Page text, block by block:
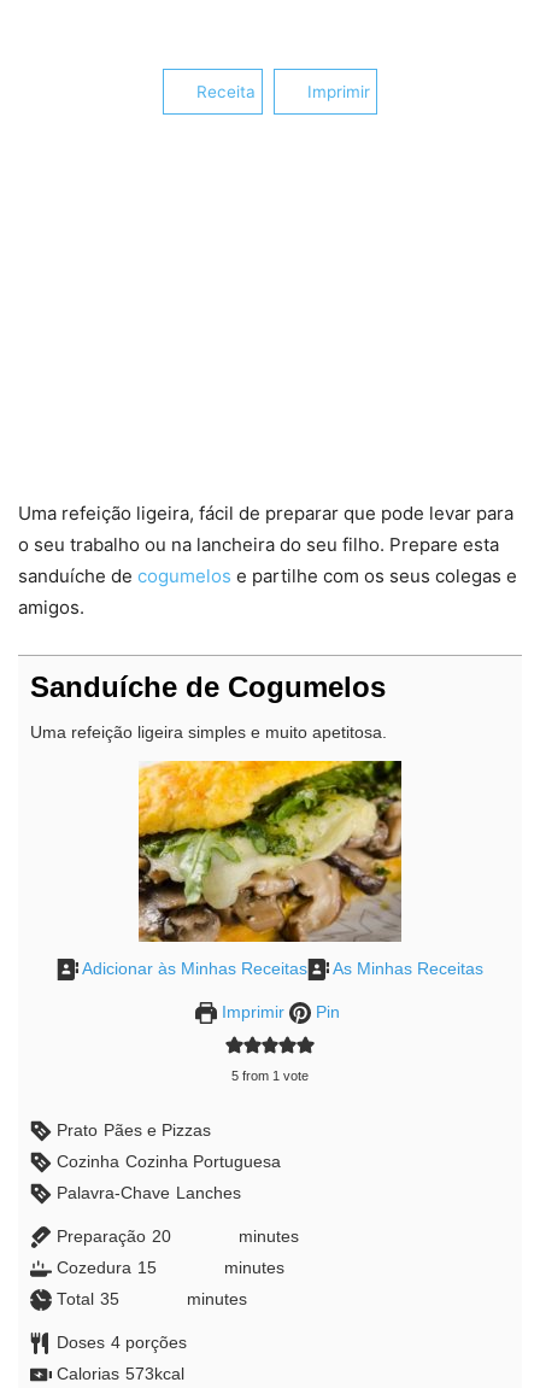
Receita Imprimir
Uma refeição ligeira, fácil de preparar que pode levar para
o seu trabalho ou na lancheira do seu filho. Prepare esta
sanduíche de cogumelos e partilhe com os seus colegas e
amigos.
Sanduíche de Cogumelos
Uma refeição ligeira simples e muito apetitosa.
Adicionar às Minhas Receitas As Minhas Receitas
Imprimir Pin
5 from 1 vote
Prato Pães e Pizzas
Cozinha Cozinha Portuguesa
Palavra-Chave Lanches
Preparação 20minutes
minutes
Cozedura 15minutes
minutes
Total 35minutes minutes
Doses 4 porções
Calorias 573 kcal